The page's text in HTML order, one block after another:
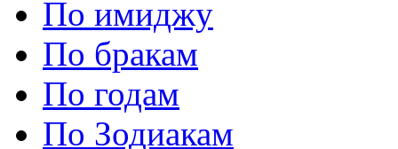
По имиджу
По бракам
По годам
По Зодиакам